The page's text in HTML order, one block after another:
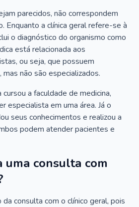
parecidos, não correspondem
Enquanto a clínica geral refere-se à
o diagnóstico do organismo como
está relacionada aos
ou seja, que possuem
não são especializados.
a faculdade de medicina,
especialista em uma área. Já o
seus conhecimentos e realizou a
podem atender pacientes e
uma consulta com
consulta com o clínico geral, pois